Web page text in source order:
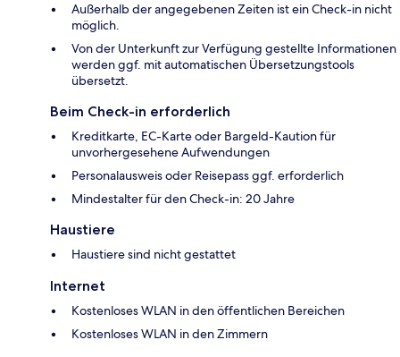
Außerhalb der angegebenen Zeiten ist ein Check-in nicht
möglich.
Von der Unterkunft zur Verfügung gestellte Informationen
werden ggf. mit automatischen Übersetzungstools
übersetzt.
Beim Check-in erforderlich
Kreditkarte, EC-Karte oder Bargeld-Kaution für
unvorhergesehene Aufwendungen
Personalausweis oder Reisepass ggf. erforderlich
Mindestalter für den Check-in: 20 Jahre
Haustiere
Haustiere sind nicht gestattet
Internet
Kostenloses WLAN in den öffentlichen Bereichen
Kostenloses WLAN in den Zimmern